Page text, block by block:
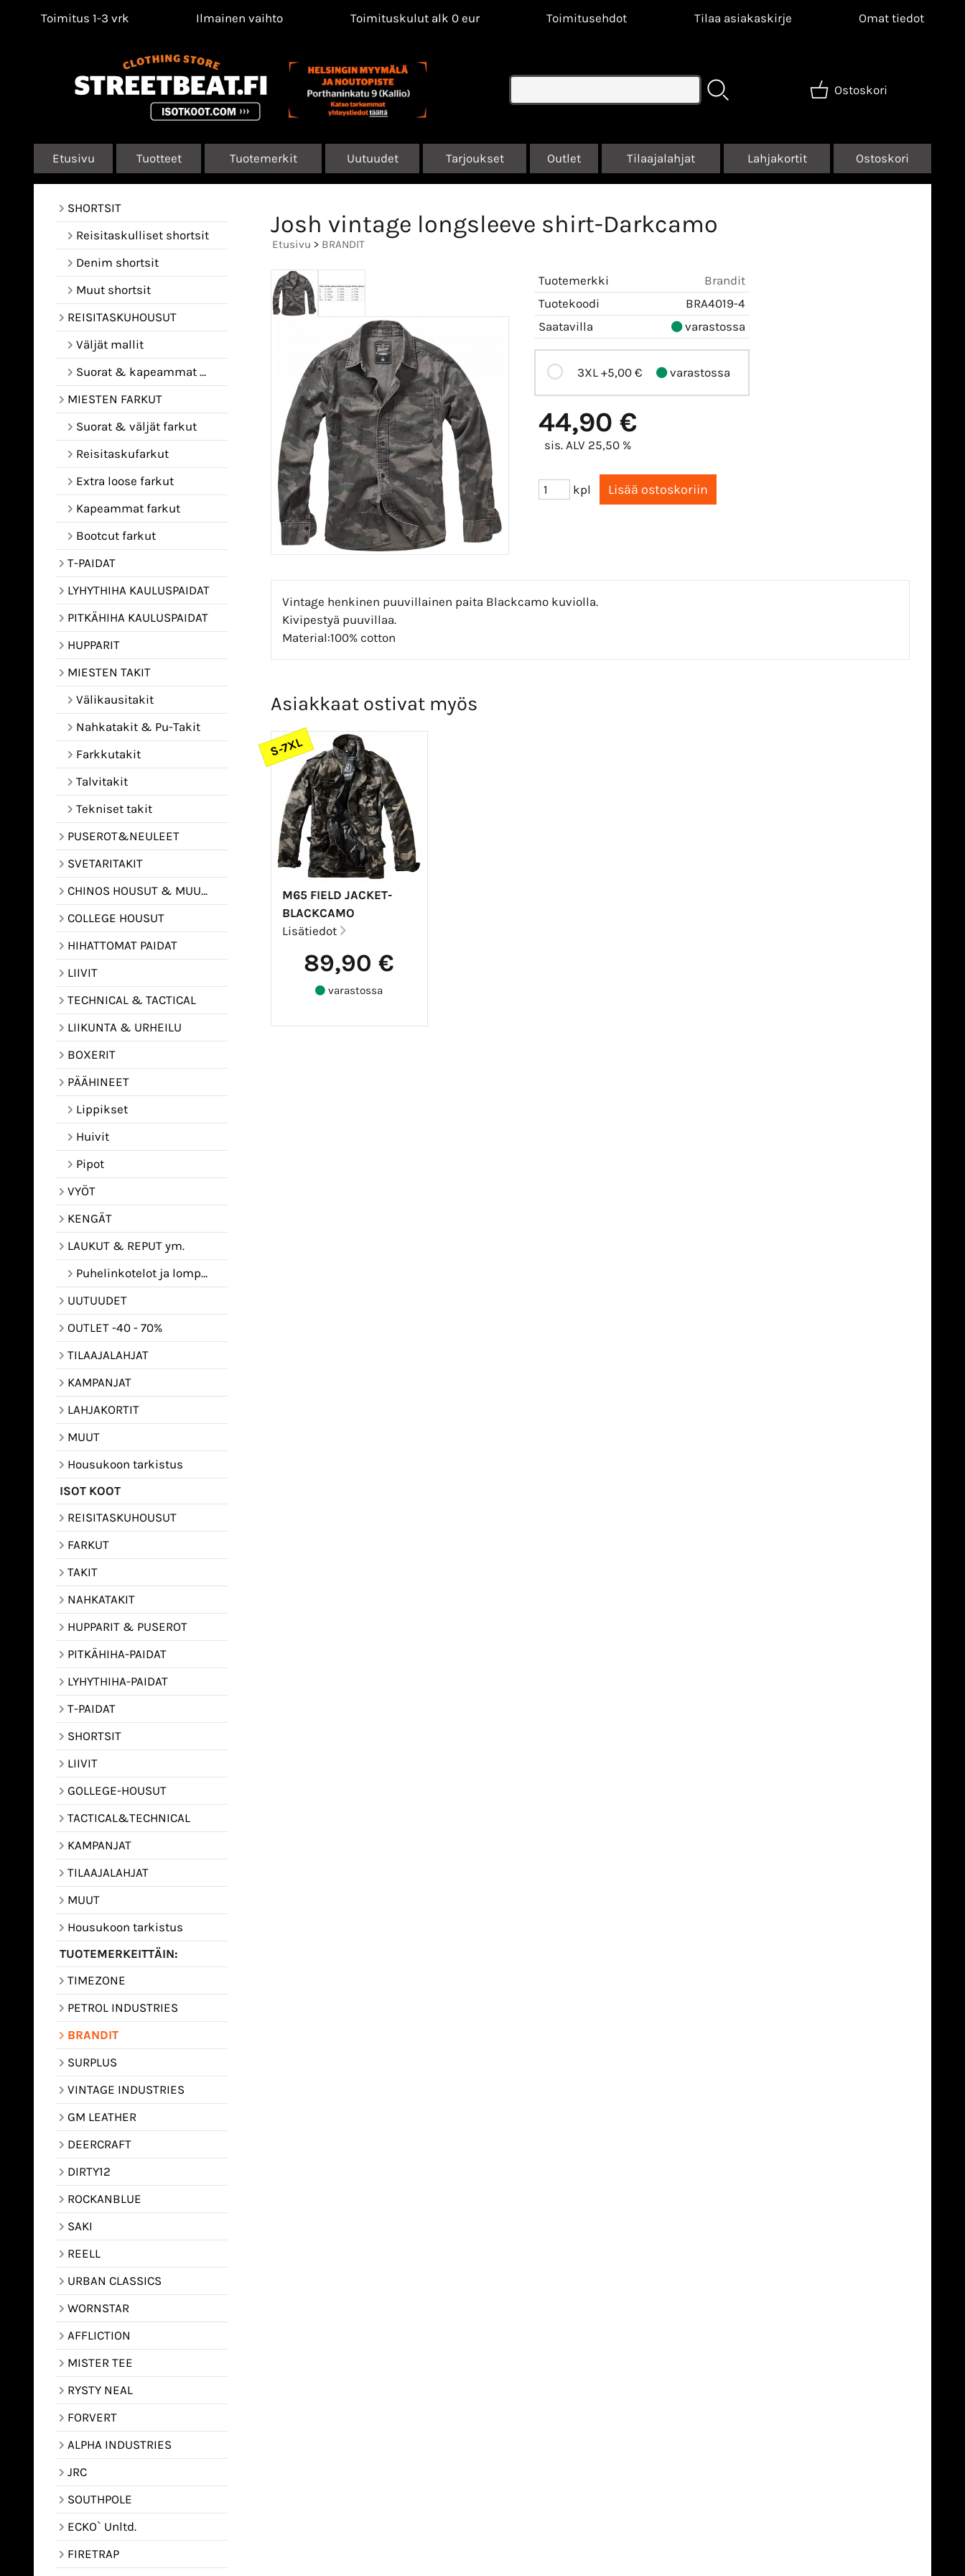
Toimitus 1-3 vrk Ilmainen vaihto Toimituskulut alk 0 eur Toimitusehdot Tilaa asiakaskirje Omat tiedot
Ostoskori
Etusivu Tuotteet Tuotemerkit Uutuudet Tarjoukset Outlet Tilaajalahjat Lahjakortit Ostoskori
SHORTSIT
Reisitaskulliset shortsit
Denim shortsit
Muut shortsit
REISITASKUHOUSUT
Väljät mallit
Suorat & kapeammat mallit
MIESTEN FARKUT
Suorat & väljät farkut
Reisitaskufarkut
Extra loose farkut
Kapeammat farkut
Bootcut farkut
T-PAIDAT
LYHYTHIHA KAULUSPAIDAT
PITKÄHIHA KAULUSPAIDAT
HUPPARIT
MIESTEN TAKIT
Välikausitakit
Nahkatakit & Pu-Takit
Farkkutakit
Talvitakit
Tekniset takit
PUSEROT&NEULEET
SVETARITAKIT
CHINOS HOUSUT & MUUT HOUSUT
COLLEGE HOUSUT
HIHATTOMAT PAIDAT
LIIVIT
TECHNICAL & TACTICAL
LIIKUNTA & URHEILU
BOXERIT
PÄÄHINEET
Lippikset
Huivit
Pipot
VYÖT
KENGÄT
LAUKUT & REPUT ym.
Puhelinkotelot ja lompakot
UUTUUDET
OUTLET -40 - 70%
TILAAJALAHJAT
KAMPANJAT
LAHJAKORTIT
MUUT
Housukoon tarkistus
ISOT KOOT
REISITASKUHOUSUT
FARKUT
TAKIT
NAHKATAKIT
HUPPARIT & PUSEROT
PITKÄHIHA-PAIDAT
LYHYTHIHA-PAIDAT
T-PAIDAT
SHORTSIT
LIIVIT
GOLLEGE-HOUSUT
TACTICAL&TECHNICAL
KAMPANJAT
TILAAJALAHJAT
MUUT
Housukoon tarkistus
TUOTEMERKEITTÄIN:
TIMEZONE
PETROL INDUSTRIES
BRANDIT
SURPLUS
VINTAGE INDUSTRIES
GM LEATHER
DEERCRAFT
DIRTY12
ROCKANBLUE
SAKI
REELL
URBAN CLASSICS
WORNSTAR
AFFLICTION
MISTER TEE
RYSTY NEAL
FORVERT
ALPHA INDUSTRIES
JRC
SOUTHPOLE
ECKO` Unltd.
FIRETRAP
Josh vintage longsleeve shirt-Darkcamo
Etusivu > BRANDIT
Tuotemerkki
Brandit
Tuotekoodi
BRA4019-4
Saatavilla
varastossa
3XL +5,00 € varastossa
44,90 €
sis. ALV 25,50 %
kpl
Vintage henkinen puuvillainen paita Blackcamo kuviolla.
Kivipestyä puuvillaa.
Material:100% cotton
Asiakkaat ostivat myös
S-7XL
M65 FIELD JACKET-
BLACKCAMO
Lisätiedot
89,90 €
varastossa